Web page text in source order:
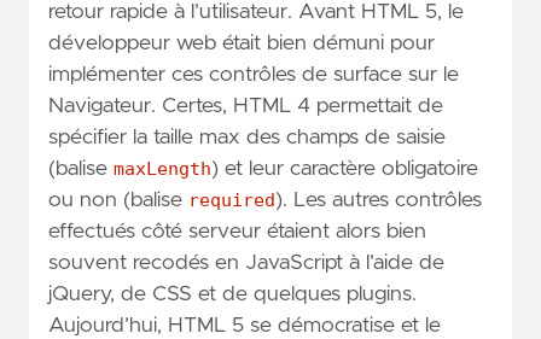
retour rapide à l’utilisateur. Avant HTML 5, le
développeur web était bien démuni pour
implémenter ces contrôles de surface sur le
Navigateur. Certes, HTML 4 permettait de
spécifier la taille max des champs de saisie
(balise maxLength) et leur caractère obligatoire
ou non (balise required). Les autres contrôles
effectués côté serveur étaient alors bien
souvent recodés en JavaScript à l’aide de
jQuery, de CSS et de quelques plugins.
Aujourd’hui, HTML 5 se démocratise et le